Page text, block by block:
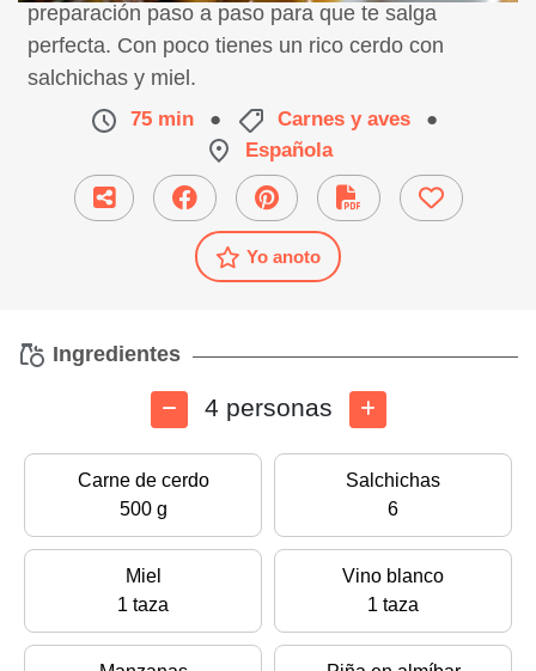
preparación paso a paso para que te salga
perfecta. Con poco tienes un rico cerdo con
salchichas y miel.
75 min ● Carnes y aves
●
Española
Yo anoto
Ingredientes
4 personas
Carne de cerdo
500 g
Salchichas
6
Miel
1 taza
Vino blanco
1 taza